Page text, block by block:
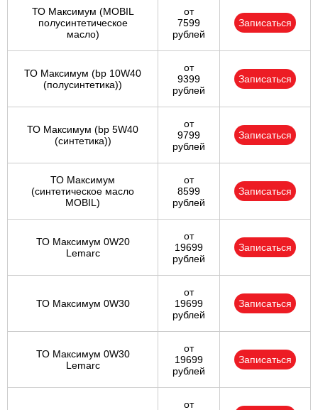
ТО Максимум (MOBIL
полуcинтетическое
масло)
от
7599
рублей
Записаться
ТО Максимум (bp 10W40
(полусинтетика))
от
9399
рублей
Записаться
ТО Максимум (bp 5W40
(синтетика))
от
9799
рублей
Записаться
ТО Максимум
(cинтетическое масло
MOBIL)
от
8599
рублей
Записаться
ТО Максимум 0W20
Lemarc
от
19699
рублей
Записаться
ТО Максимум 0W30
от
19699
рублей
Записаться
ТО Максимум 0W30
Lemarc
от
19699
рублей
Записаться
от